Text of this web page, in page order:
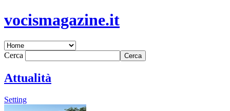
vocismagazine.it
Cerca
Attualità
Setting